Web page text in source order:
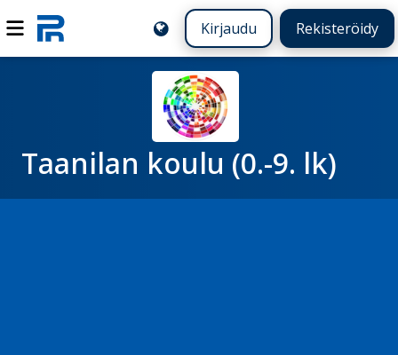
Kirjaudu Rekisteröidy
Taanilan koulu (0.-9. lk)